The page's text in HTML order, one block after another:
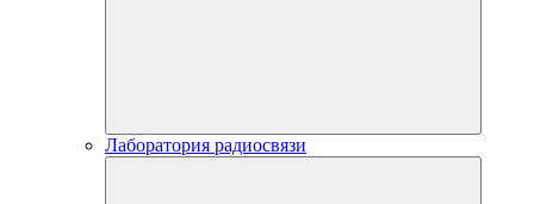
Лаборатория радиосвязи